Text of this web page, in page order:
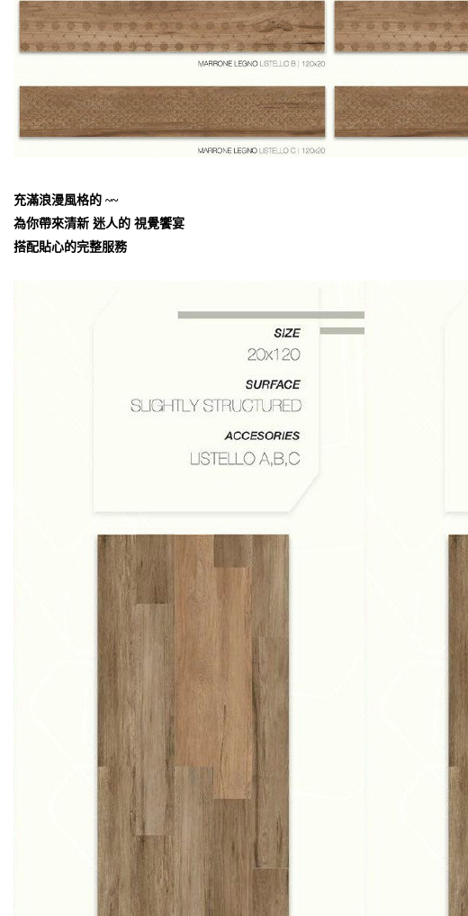
充滿浪漫風格的 ~~
為你帶來清新 迷人的 視覺饗宴
搭配貼心的完整服務